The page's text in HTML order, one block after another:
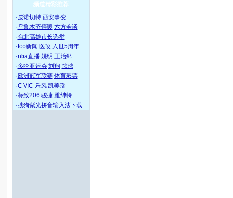
频道精彩推荐
·皮诺切特 西安事变
·乌鲁木齐停暖 六方会谈
·台北高雄市长选举
·top新闻 医改 入世5周年
·nba直播 姚明 王治郅
·多哈亚运会 刘翔 篮球
·欧洲冠军联赛 体育彩票
·CIVIC 乐风 凯美瑞
·标致206 骏捷 雅绅特
·搜狗紫光拼音输入法下载